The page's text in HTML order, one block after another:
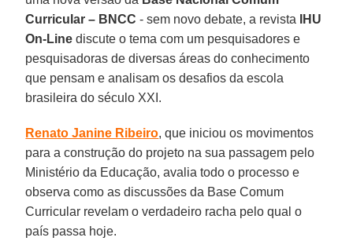
Curricular – BNCC - sem novo debate, a revista
IHU
On-Line discute o tema com um pesquisadores e
pesquisadoras de diversas áreas do conhecimento
que pensam e analisam os desafios da escola
brasileira do século XXI.
Renato Janine Ribeiro, que iniciou os movimentos
para a construção do projeto na sua passagem pelo
Ministério da Educação, avalia todo o processo e
observa como as discussões da Base Comum
Curricular revelam o verdadeiro racha pelo qual o
país passa hoje.